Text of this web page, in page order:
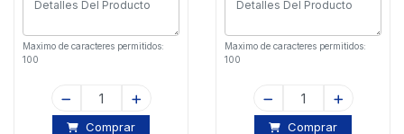
Maximo de caracteres permitidos:
100
Comprar
Maximo de caracteres permitidos:
100
Comprar